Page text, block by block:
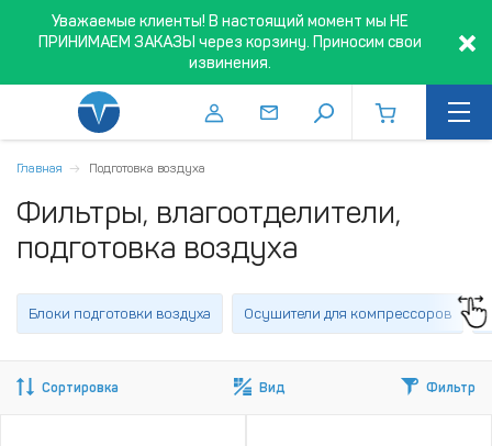
Уважаемые клиенты! В настоящий момент мы НЕ
ПРИНИМАЕМ ЗАКАЗЫ через корзину. Приносим свои
извинения.
Главная Подготовка воздуха
Фильтры, влагоотделители,
подготовка воздуха
Блоки подготовки воздуха Осушители для компрессоров
Сортировка Вид Фильтр